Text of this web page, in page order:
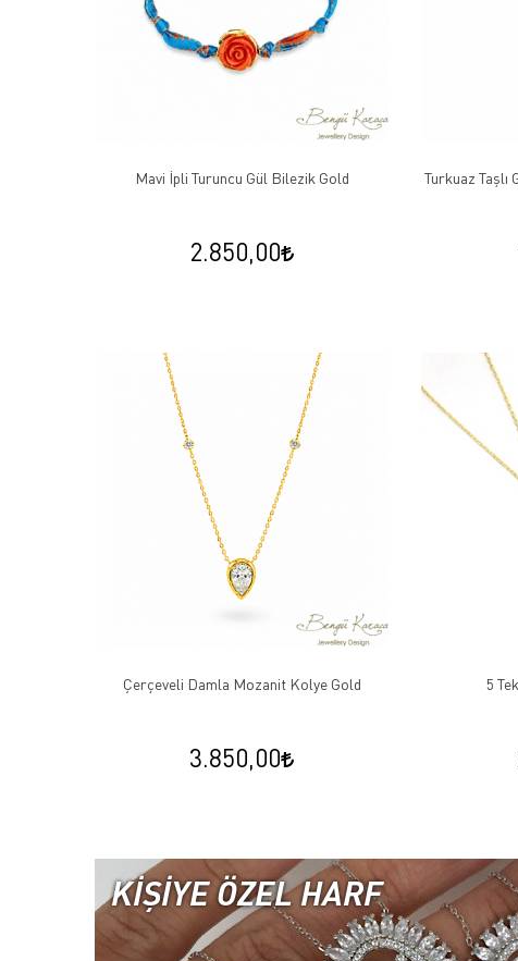
Mavi İpli Turuncu Gül Bilezik Gold
2.850,00
Turkuaz Taşlı
Çerçeveli Damla Mozanit Kolye Gold
3.850,00
5
KİŞİYE ÖZEL HARF